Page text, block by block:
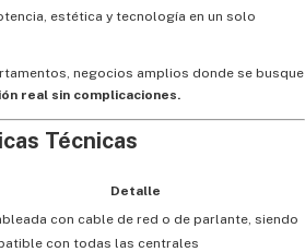
estética y tecnología en un solo
negocios amplios donde se busque
real sin complicaciones.
Técnicas
Detalle
con cable de red o de parlante, siendo
con todas las centrales